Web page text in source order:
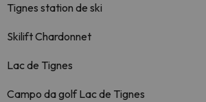
Tignes station de ski
Skilift Chardonnet
Lac de Tignes
Campo da golf Lac de Tignes